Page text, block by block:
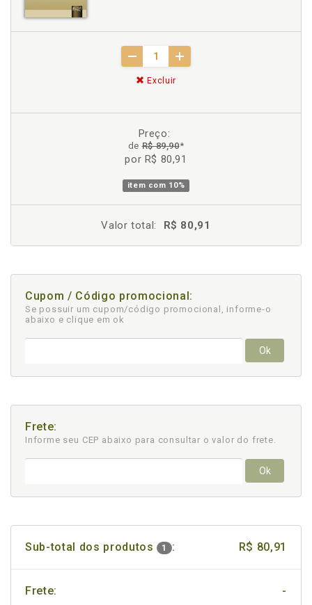
Excluir
Preço:
deR$ 89,90*
por R$ 80,91
item com 10%
Valor total: R$ 80,91
Cupom / Código promocional:
Se possuir um cupom/código promocional, informe-o
abaixo e clique em ok
Ok
Frete:
Informe seu CEP abaixo para consultar o valor do frete.
Ok
Sub-total dos produtos 1 : R$ 80,91
Frete: -